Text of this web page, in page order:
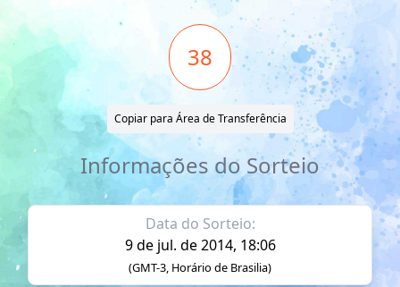
38
Copiar para Área de Transferência
Informações do Sorteio
Data do Sorteio:
9 de jul. de 2014, 18:06
(GMT-3, Horário de Brasilia)